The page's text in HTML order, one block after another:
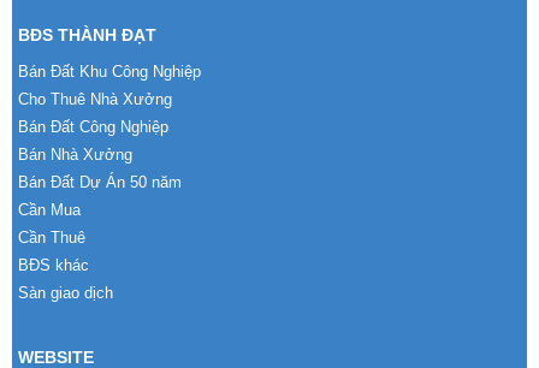
BĐS THÀNH ĐẠT
Bán Đất Khu Công Nghiệp
Cho Thuê Nhà Xưởng
Bán Đất Công Nghiệp
Bán Nhà Xưởng
Bán Đất Dự Án 50 năm
Cần Mua
Cần Thuê
BĐS khác
Sàn giao dịch
WEBSITE